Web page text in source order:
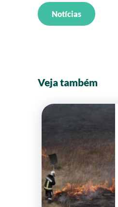
Notícias
Veja também